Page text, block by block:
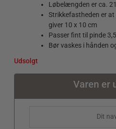
Løbelængden er ca.
Strikkefastheden er
giver 10 x 10 cm
Passer fint til pinde
Bør vaskes i hånden
Udsolgt
Varen er